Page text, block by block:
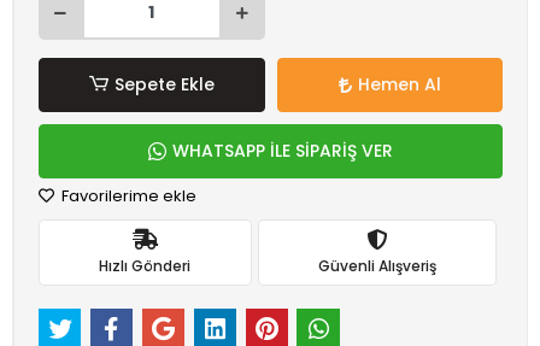
Sepete Ekle Hemen Al
WHATSAPP İLE SİPARİŞ VER
Favorilerime ekle
Hızlı Gönderi Güvenli Alışveriş